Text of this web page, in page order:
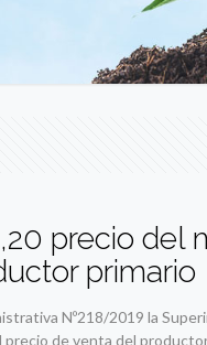
precio del
primario
Nº218/2019 la
de venta del